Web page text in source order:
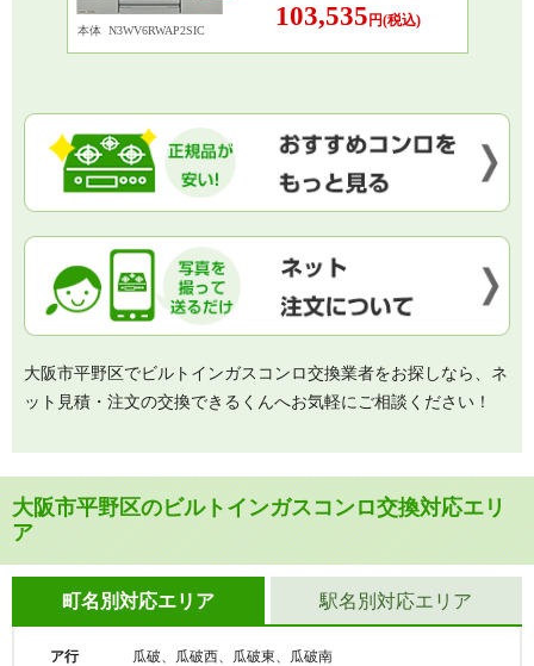
本体 N3WV6RWAP2SIC 103,535 円(税込)
大阪市平野区でビルトインガスコンロ交換業者をお探しなら、ネ
ット見積・注文の交換できるくんへお気軽にご相談ください！
大阪市平野区のビルトインガスコンロ交換対応エリ
ア
町名別対応エリア
ア行 瓜破、瓜破西、瓜破東、瓜破南
駅名別対応エリア